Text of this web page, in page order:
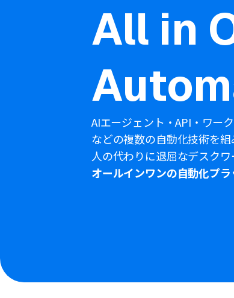
All in
AIエージェント・API・ワー
などの複数の自動化技術を組
人の代わりに退屈なデスク
オールインワンの自動化プ